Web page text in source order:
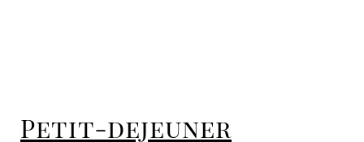
Petit-dejeuner